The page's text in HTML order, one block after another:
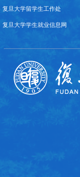
复旦大学留学生工作处
复旦大学学生就业信息网